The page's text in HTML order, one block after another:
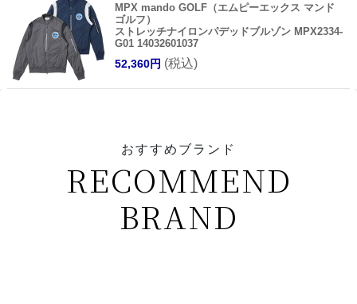
MPX mando GOLF（エムピーエックス マンド
ゴルフ）
ストレッチナイロンパデッドブルゾン MPX2334-
G01 14032601037
52,360円 (税込)
おすすめブランド
RECOMMEND
BRAND